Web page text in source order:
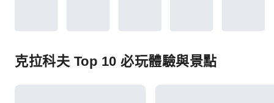
克拉科夫 Top 10 必玩體驗與景點